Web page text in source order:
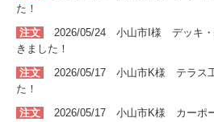
た！
注文
2026/05/24 小山市I 様 デッキ
きました！
注文
2026/05/17 小山市K様 テラス
た！
注文
2026/05/17 小山市K様 カーポ